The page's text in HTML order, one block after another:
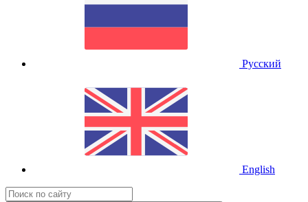
Русский
English